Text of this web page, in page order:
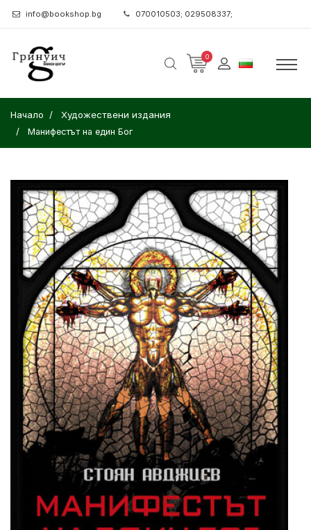
info@bookshop.bg 070010503; 029508337;
0
Начало Художествени издания
Манифестът на един Бог